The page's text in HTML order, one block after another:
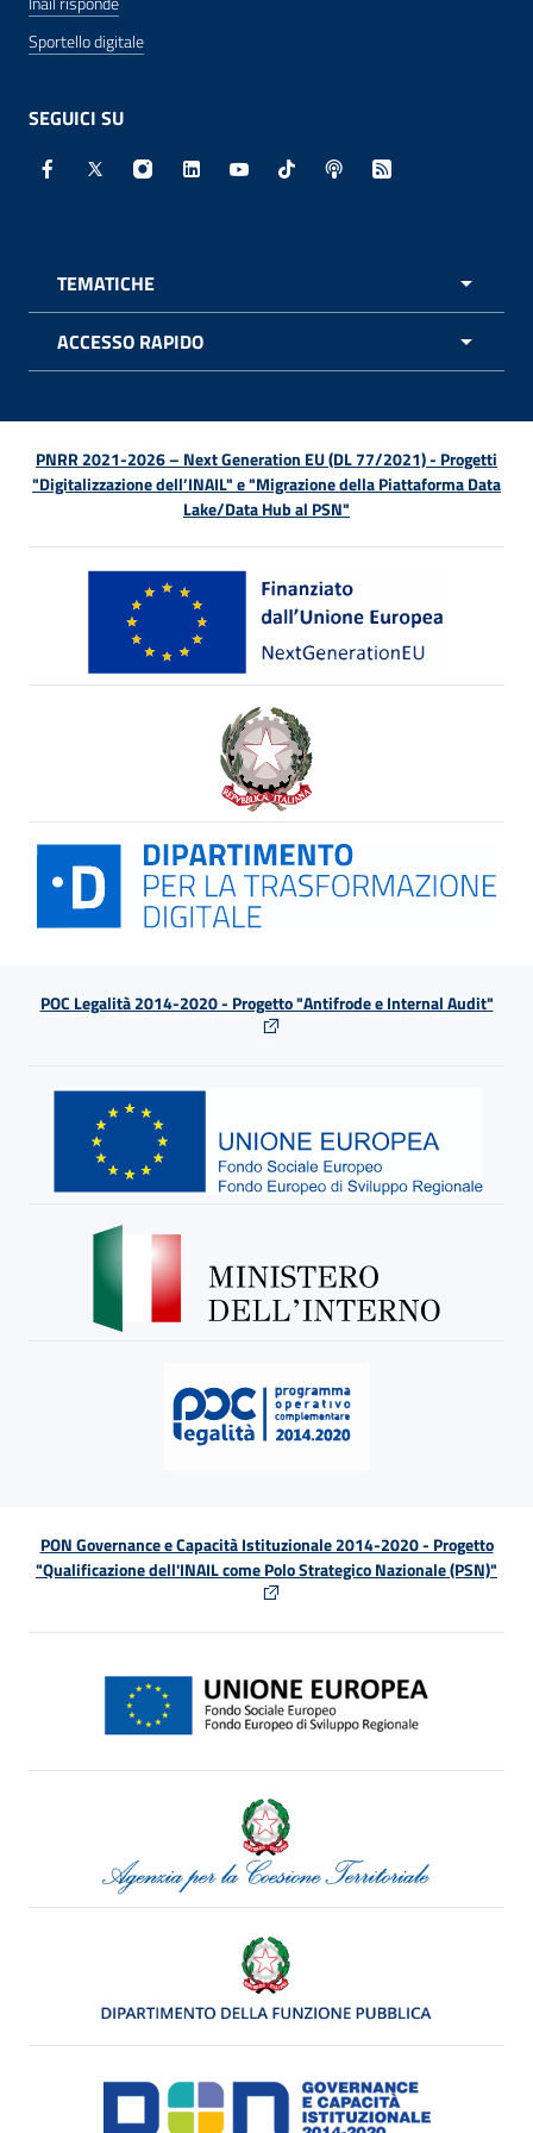
Sportello digitale
SEGUICI SU
Facebook - Sito esterno - Apertura in nuova finestra
X - Sito esterno - Apertura in nuova finestra
Instagram - Sito esterno - Apertura in
Linkedin - Sito esterno - Apertura in
Youtube - Sito esterno -
TikTok - Sito esterno -
Spreaker - Sito
Feed RSS -
TEMATICHE
ACCESSO RAPIDO
PNRR 2021-2026 – Next Generation EU (DL 77/2021) - Progetti
"Digitalizzazione dell’INAIL" e "Migrazione della Piattaforma Data
Lake/Data Hub al PSN"
POC Legalità 2014-2020 - Progetto "Antifrode e Internal Audit"
PON Governance e Capacità Istituzionale 2014-2020 - Progetto
"Qualificazione dell'INAIL come Polo Strategico Nazionale (PSN)"